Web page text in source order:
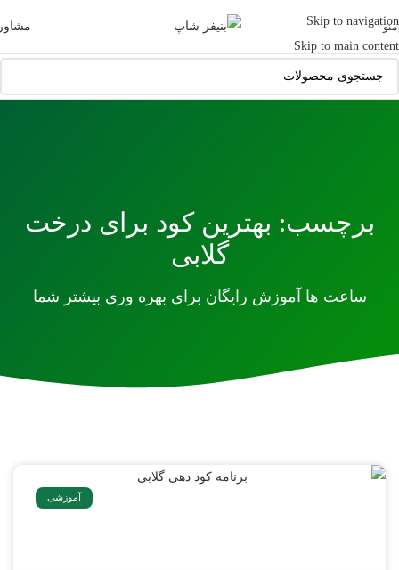
Skip to navigation
Skip to main content
منو
برچسب: بهترین کود برای درخت
گلابی
ساعت ها آموزش رایگان برای بهره وری بیشتر شما
آموزشی